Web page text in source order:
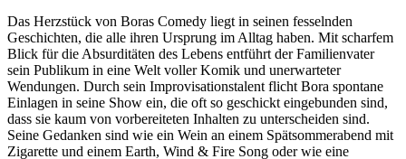
Das Herzstück von Boras Comedy liegt in seinen fesselnden
Geschichten, die alle ihren Ursprung im Alltag haben. Mit scharfem
Blick für die Absurditäten des Lebens entführt der Familienvater
sein Publikum in eine Welt voller Komik und unerwarteter
Wendungen. Durch sein Improvisationstalent flicht Bora spontane
Einlagen in seine Show ein, die oft so geschickt eingebunden sind,
dass sie kaum von vorbereiteten Inhalten zu unterscheiden sind.
Seine Gedanken sind wie ein Wein an einem Spätsommerabend mit
Zigarette und einem Earth, Wind & Fire Song oder wie eine